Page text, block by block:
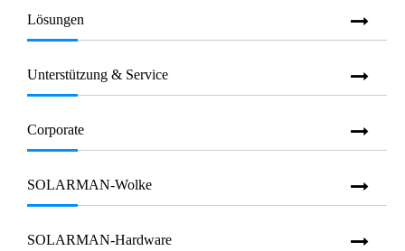
Lösungen
Unterstützung & Service
Corporate
SOLARMAN-Wolke
SOLARMAN-Hardware